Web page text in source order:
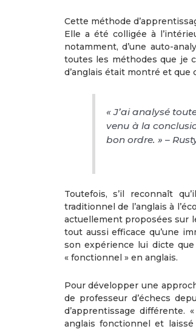
Cette méthode
Elle a été colligée à
notamment, d’une auto-
toutes les méthodes que je
d’anglais était montré et que
« J’ai analysé
venu à la
bon ordre. » –
Toutefois, s’il reconnaît
traditionnel de l’anglais à
actuellement proposées sur
tout aussi efficace qu’une
son expérience lui dicte
« fonctionnel » en anglais.
Pour développer une
de professeur d’échecs
d’apprentissage
anglais fonctionnel et